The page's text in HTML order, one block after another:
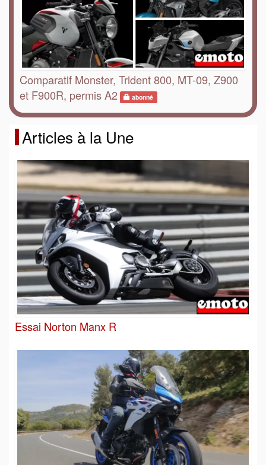
Comparatif Monster, Trident 800, MT-09, Z900
et F900R, permis A2
abonné
Articles à la Une
Essai Norton Manx R